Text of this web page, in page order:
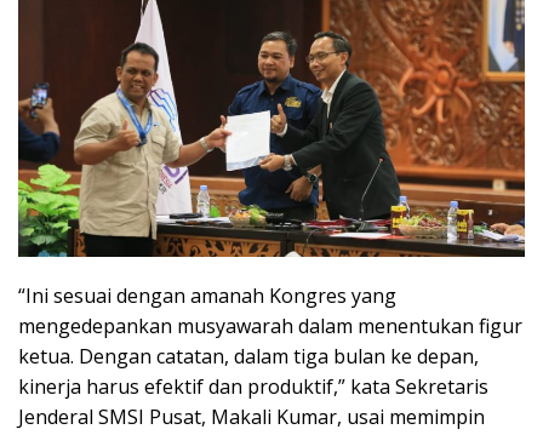
“Ini sesuai dengan amanah Kongres yang
mengedepankan musyawarah dalam menentukan figur
ketua. Dengan catatan, dalam tiga bulan ke depan,
kinerja harus efektif dan produktif,” kata Sekretaris
Jenderal SMSI Pusat, Makali Kumar, usai memimpin